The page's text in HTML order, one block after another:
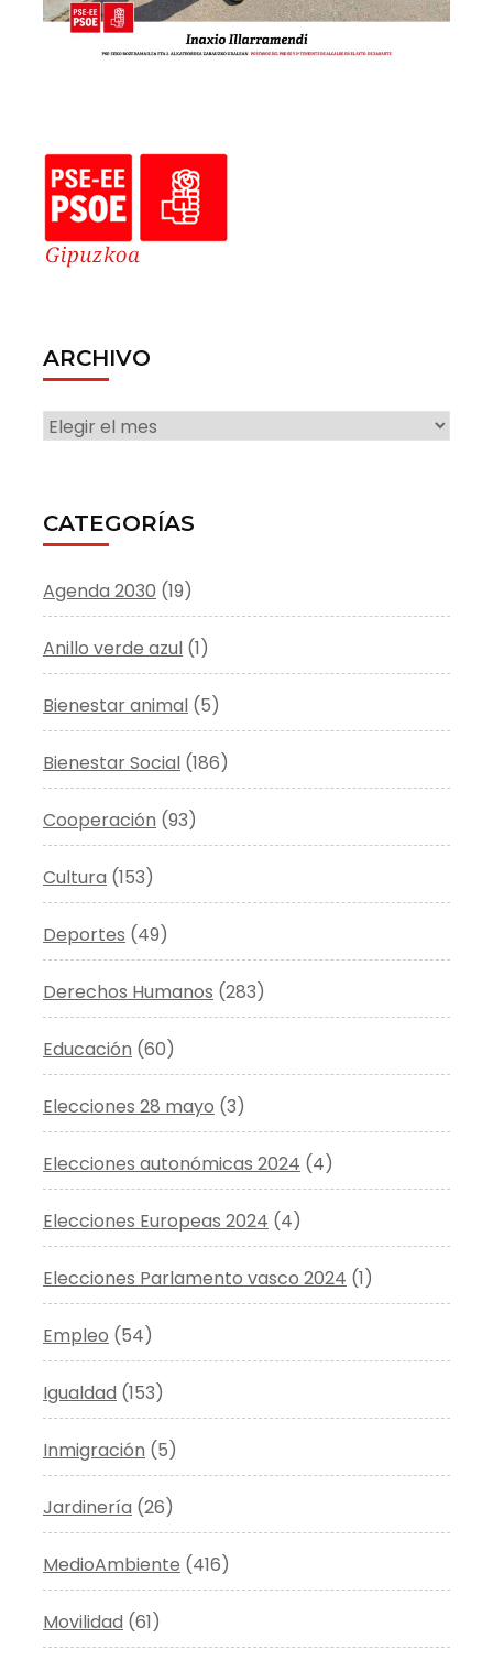
ARCHIVO
ARCHIVO
CATEGORÍAS
Agenda 2030 (19)
Anillo verde azul (1)
Bienestar animal (5)
Bienestar Social (186)
Cooperación (93)
Cultura (153)
Deportes (49)
Derechos Humanos (283)
Educación (60)
Elecciones 28 mayo (3)
Elecciones autonómicas 2024 (4)
Elecciones Europeas 2024 (4)
Elecciones Parlamento vasco 2024 (1)
Empleo (54)
Igualdad (153)
Inmigración (5)
Jardinería (26)
MedioAmbiente (416)
Movilidad (61)